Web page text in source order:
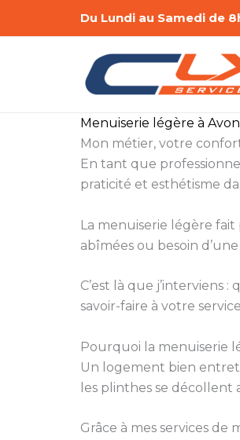
Du Lundi au Samedi de
Menuiserie légère à
Mon métier, votre
En tant que
praticité et esthétisme
La menuiserie légère
abîmées ou besoin
C’est là que j’interviens
savoir-faire à votre
Pourquoi la menuiserie
Un logement bien
les plinthes se décollent
Grâce à mes services de